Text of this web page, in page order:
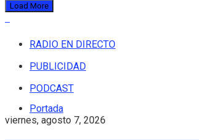
Load More
RADIO EN DIRECTO
PUBLICIDAD
PODCAST
viernes, agosto 7, 2026
Portada